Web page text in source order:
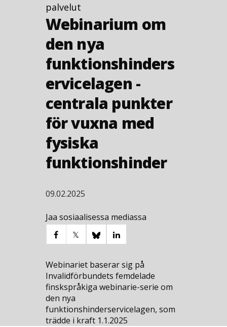
palvelut
Webinarium om
den nya
funktionshinders
ervicelagen -
centrala punkter
för vuxna med
fysiska
funktionshinder
09.02.2025
Jaa sosiaalisessa mediassa
Webinariet baserar sig på
Invalidförbundets femdelade
finskspråkiga webinarie-serie om
den nya
funktionshinderservicelagen, som
trädde i kraft 1.1.2025